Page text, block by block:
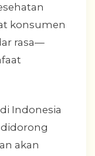
konsumen
rasa—
Indonesia
akan